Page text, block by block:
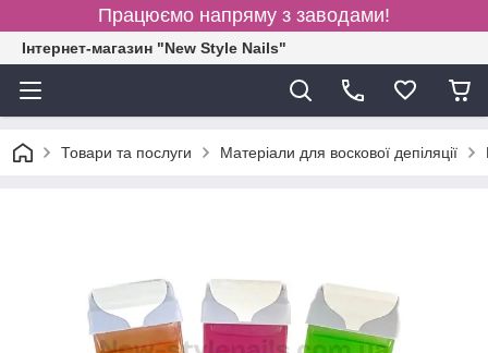
Працюємо напряму з заводами!
Інтернет-магазин "New Style Nails"
Товари та послуги Матеріали для воскової депіляції